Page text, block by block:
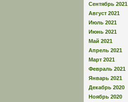
Сентябрь 2021
Август 2021
Июль 2021
Июнь 2021
Май 2021
Апрель 2021
Март 2021
Февраль 2021
Январь 2021
Декабрь 2020
Ноябрь 2020